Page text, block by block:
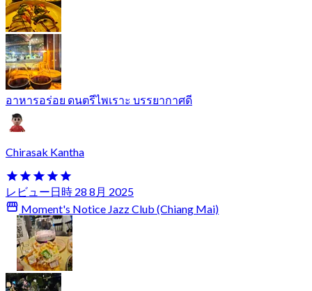
อาหารอร่อย ดนตรีไพเราะ บรรยากาศดี
Chirasak Kantha
レビュー日時 28 8月 2025
Moment's Notice Jazz Club (Chiang Mai)